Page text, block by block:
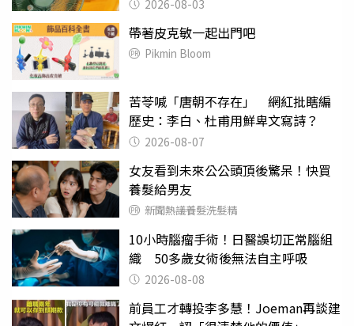
2026-08-03
帶著皮克敏一起出門吧
Pikmin Bloom
苦苓喊「唐朝不存在」 網紅批瞎編
歷史：李白、杜甫用鮮卑文寫詩？
2026-08-07
女友看到未來公公頭頂後驚呆！快買
養髮給男友
新聞熱議養髮洗髮精
10小時腦瘤手術！日醫誤切正常腦組
織 50多歲女術後無法自主呼吸
2026-08-08
前員工才轉投李多慧！Joeman再談建